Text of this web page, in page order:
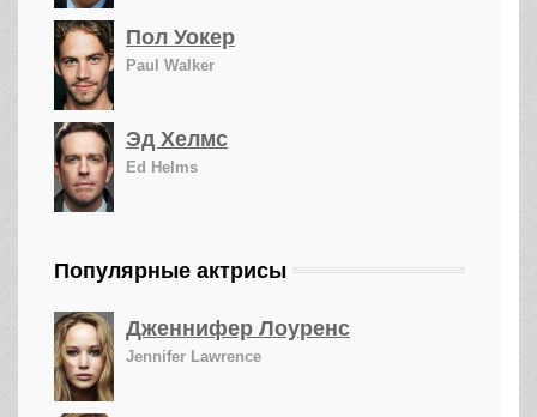
Пол Уокер
Paul Walker
Эд Хелмс
Ed Helms
Популярные актрисы
Дженнифер Лоуренс
Jennifer Lawrence